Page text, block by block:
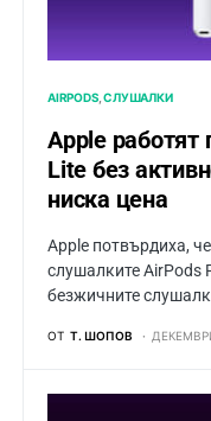
AIRPODS СЛУШАЛКИ
Apple
Lite без
ниска цена
Apple потвърдиха,
слушалките AirPods
безжичните
ОТ Т. ШОПОВ